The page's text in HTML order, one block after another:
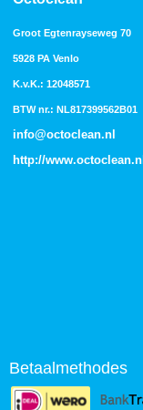
Groot Egtenrayseweg 70
5928 PA Venlo
K.v.K.: 12048571
BTW nr.: NL817399562B01
info@octoclean.nl
http://www.octoclean.nl
Betaalmethodes